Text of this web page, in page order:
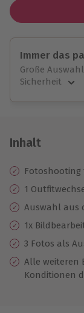
Immer das
Große
Sicherheit
Jeder
10 Jahre
Inhalt
Fotoshooting
1
Auswahl aus
1x
3 Fotos als
Alle weiteren
Konditionen